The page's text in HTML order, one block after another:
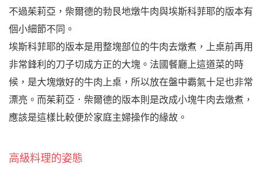
不過茱莉亞，柴爾德的勃艮地燉牛肉與埃斯科菲耶的版本有
個小細節不同。
埃斯科菲耶的版本是用整塊部位的牛肉去燉煮，上桌前再用
非常鋒利的刀子切成方正的大塊。法國餐廳上這道菜的時
候，是大塊燉好的牛肉上桌，所以放在盤中霸氣十足也非常
漂亮。而茱莉亞．柴爾德的版本則是改成小塊牛肉去燉煮，
應該是這樣比較便於家庭主婦操作的緣故。
高級料理的姿態